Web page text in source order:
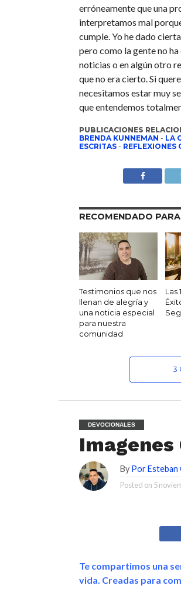
erróneamente que una
interpretamos mal
cumple. Yo he dado
pero como la gente no
noticias o en algún otro
que no era cierto. Si
necesitamos estar muy
que entendemos
PUBLICACIONES
BRENDA KUNNEMAN - LA
ESCRITAS- REFLEXIONES
RECOMENDADO
Testimonios que nos
llenan de alegría y
una noticia especial
para nuestra
comunidad
Las
3
DEVOCIONALES
Imagenes
By Por Esteban
Posted on 5
Te compartimos una
vida. Creadas para